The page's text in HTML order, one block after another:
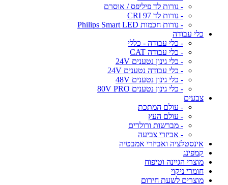
- נורות לד פיליפס / אוסרם
- נורות לד CRI 97
- נורות חכמות Philips Smart LED
כלי עבודה
- כלי עבודה - כללי
- כלי עבודה CAT
- כלי גינון נטענים 24V
- כלי עבודה נטענים 24V
- כלי גינון נטענים 48V
- כלי גינון נטענים 80V PRO
צבעים
- עולם המתכת
- עולם העץ
- מברשות ורולרים
- אביזרי צביעה
אינסטלציה ואביזרי אמבטיה
קמפינג
מוצרי הגיינה וטיפוח
חומרי ניקוי
מוצרים לשעת חירום